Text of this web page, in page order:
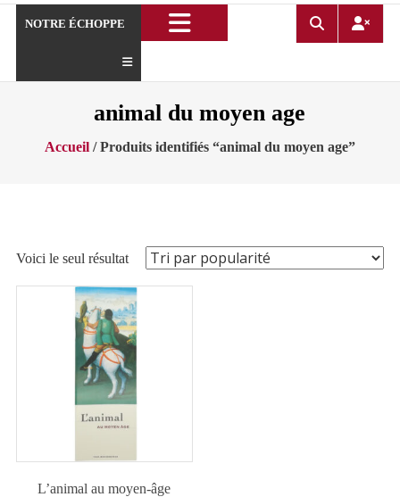
NOTRE ÉCHOPPE
animal du moyen age
Accueil/ Produits identifiés “animal du moyen age”
Voici le seul résultat
L’animal au moyen-âge